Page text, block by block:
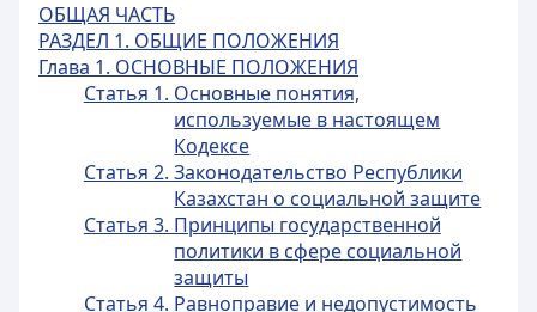
ОБЩАЯ ЧАСТЬ
РАЗДЕЛ 1. ОБЩИЕ ПОЛОЖЕНИЯ
Глава 1. ОСНОВНЫЕ ПОЛОЖЕНИЯ
Статья 1. Основные понятия,
используемые в настоящем
Кодексе
Статья 2. Законодательство Республики
Казахстан о социальной защите
Статья 3. Принципы государственной
политики в сфере социальной
защиты
Статья 4. Равноправие и недопустимость